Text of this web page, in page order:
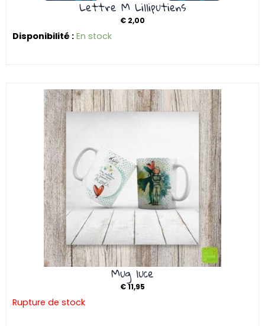
Lettre M Lilliputiens
€ 2,00
Disponibilité : En stock
Mug luce
€11,95
Rupture de stock